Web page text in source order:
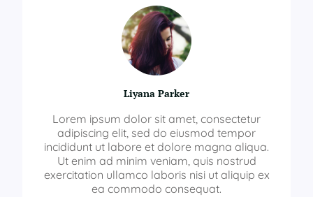
Liyana Parker
Lorem ipsum dolor sit amet, consectetur
adipiscing elit, sed do eiusmod tempor
incididunt ut labore et dolore magna aliqua.
Ut enim ad minim veniam, quis nostrud
exercitation ullamco laboris nisi ut aliquip ex
ea commodo consequat.